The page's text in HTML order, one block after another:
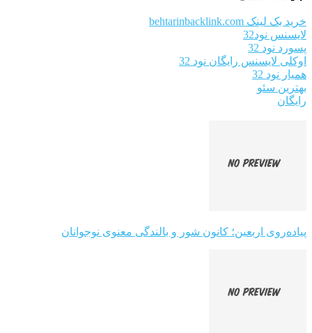
خرید بک لینک behtarinbacklink.com
لایسنس نود32
پسورد نود 32
اوکلی لایسنس رایگان نود 32
همیار نود 32
بهترین سئو
رایگان
پیاده‌روی اربعین؛ کانون شور و بالندگی معنوی نوجوانان